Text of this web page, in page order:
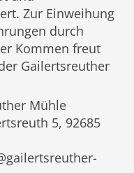
Zur Einweihung
durch
Kommen freut
Gailertsreuther
Mühle
5, 92685